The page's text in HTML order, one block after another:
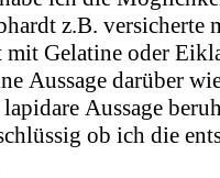
z.B. versicherte
mit Gelatine oder
Aussage darüber
Aussage
ob ich die